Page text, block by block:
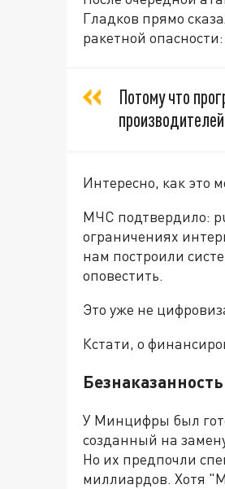
Гладков прямо
ракетной опасности:
Потому что
Интересно, как это
МЧС подтвердило:
ограничениях
нам построили
оповестить.
Это уже не
Кстати, о
Безнаказанность
У Минцифры был
созданный на
Но их предпочли
миллиардов. Хотя